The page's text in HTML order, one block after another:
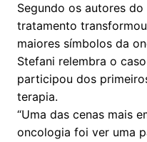
Segundo os autores
tratamento
maiores símbolos da
Stefani relembra o
participou dos
terapia.
“Uma das cenas mais
oncologia foi ver uma